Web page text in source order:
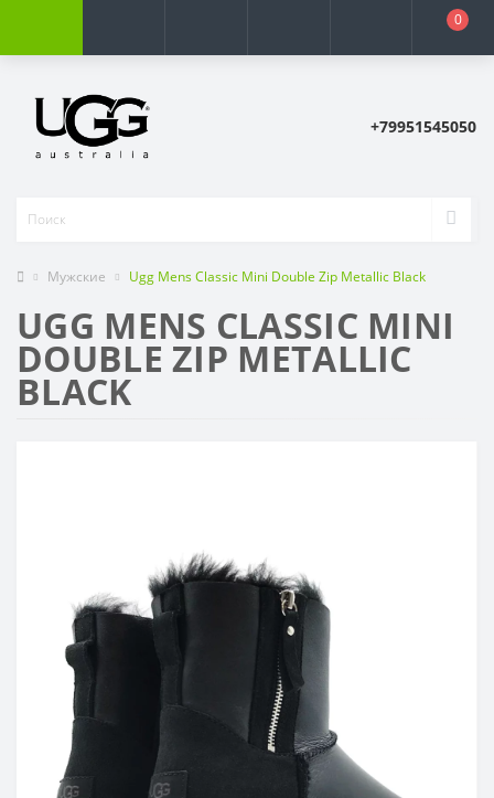
0
+79951545050
Мужские Ugg Mens Classic Mini Double Zip Metallic Black
UGG MENS CLASSIC MINI
DOUBLE ZIP METALLIC
BLACK